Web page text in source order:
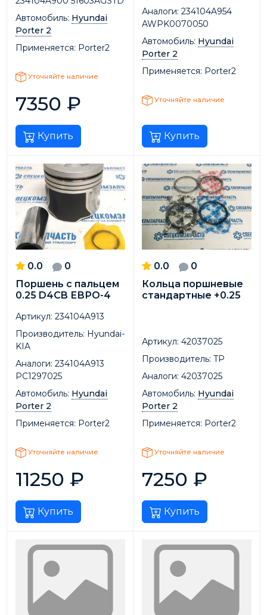
Автомобиль: Hyundai
Porter 2
Применяется: Porter2
Уточняйте наличие
7350 ₽
Купить
Аналоги: 234104A954
AWPK0070050
Автомобиль: Hyundai
Porter 2
Применяется: Porter2
Уточняйте наличие
Купить
0.0
0
Поршень с пальцем
0.25 D4CB ЕВРО-4
Артикул: 234104A913
Производитель: Hyundai-
KIA
Аналоги: 234104A913
PC1297025
Автомобиль: Hyundai
Porter 2
Применяется: Porter2
Уточняйте наличие
11250 ₽
Купить
0.0
0
Кольца поршневые
стандартные +0.25
Артикул: 42037025
Производитель: TP
Аналоги: 42037025
Автомобиль: Hyundai
Porter 2
Применяется: Porter2
Уточняйте наличие
7250 ₽
Купить